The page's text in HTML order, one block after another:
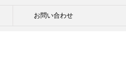
お問い合わせ